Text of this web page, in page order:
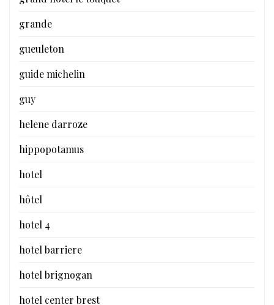
grande
gueuleton
guide michelin
guy
helene darroze
hippopotamus
hotel
hôtel
hotel 4
hotel barriere
hotel brignogan
hotel center brest